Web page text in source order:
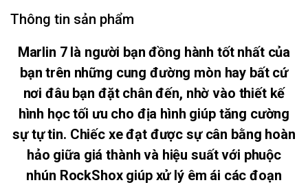
Thông tin sản phẩm
Marlin 7 là người bạn đồng hành tốt nhất của
bạn trên những cung đường mòn hay bất cứ
nơi đâu bạn đặt chân đến, nhờ vào thiết kế
hình học tối ưu cho địa hình giúp tăng cường
sự tự tin. Chiếc xe đạt được sự cân bằng hoàn
hảo giữa giá thành và hiệu suất với phuộc
nhún RockShox giúp xử lý êm ái các đoạn